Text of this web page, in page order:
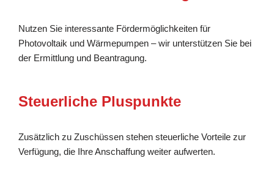
Nutzen Sie interessante Fördermöglichkeiten für
Photovoltaik und Wärmepumpen – wir unterstützen Sie bei
der Ermittlung und Beantragung.
Steuerliche Pluspunkte
Zusätzlich zu Zuschüssen stehen steuerliche Vorteile zur
Verfügung, die Ihre Anschaffung weiter aufwerten.